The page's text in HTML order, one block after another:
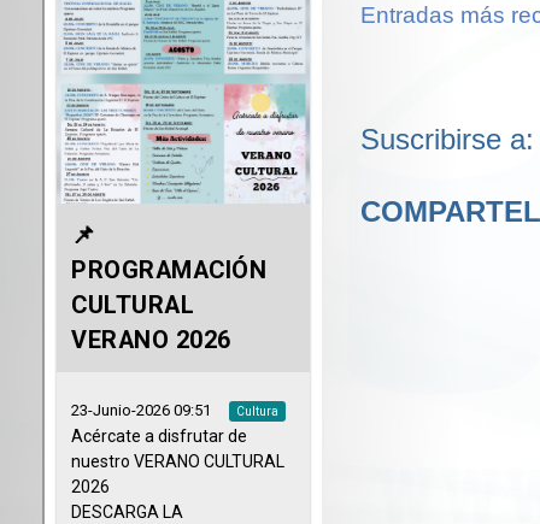
Entradas más
Suscribirse